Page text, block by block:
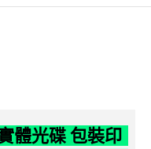
體光碟 包裝印